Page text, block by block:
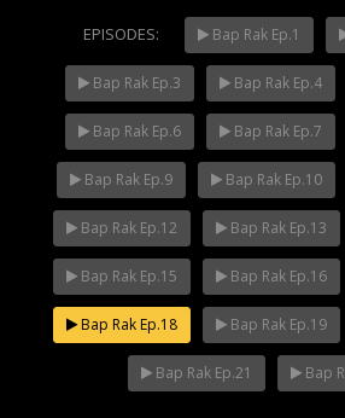
NOW PLAYING Mani
EPISODES: Bap Rak Ep.1
Bap Rak Ep.3 Bap Rak Ep.4
Bap Rak Ep.6 Bap Rak Ep.7
Bap Rak Ep.9 Bap Rak Ep.10
Bap Rak Ep.12 Bap Rak Ep.13
Bap Rak Ep.15 Bap Rak Ep.16
Bap Rak Ep.18 Bap Rak Ep.19
Bap Rak Ep.21 Bap